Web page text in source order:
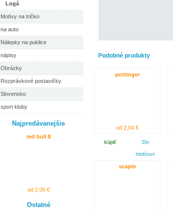
Logá
Motívy na tričko
na auto
Nálepky na puklice
nápisy
Obrázky
Rozprávkové postavičky
Slovensko
sport kluby
Najpredávanejšie
red bull 8
od 2,00 €
Ostatné
Podobné produkty
pottinger
od 2,04 €
kúpiť
Do
motívu»
scapin